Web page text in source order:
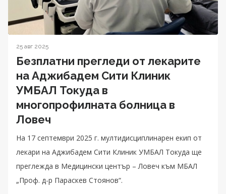
25 авг 2025
Безплатни прегледи от лекарите
на Аджибадем Сити Клиник
УМБАЛ Токуда в
многопрофилната болница в
Ловеч
На 17 септември 2025 г. мултидисциплинарен екип от
лекари на Аджибадем Сити Клиник УМБАЛ Токуда ще
преглежда в Медицински център – Ловеч към МБАЛ
„Проф. д-р Параскев Стоянов“.